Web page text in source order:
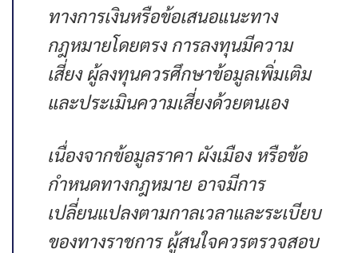
ทางการเงินหรือข้อเสนอแนะทาง
กฎหมายโดยตรง การลงทุนมีความ
เสี่ยง ผู้ลงทุนควรศึกษาข้อมูลเพิ่มเติม
และประเมินความเสี่ยงด้วยตนเอง
เนื่องจากข้อมูลราคา ผังเมือง หรือข้อ
กำหนดทางกฎหมาย อาจมีการ
เปลี่ยนแปลงตามกาลเวลาและระเบียบ
ของทางราชการ ผู้สนใจควรตรวจสอบ